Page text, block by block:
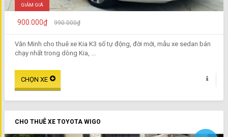
GIẢM GIÁ
900.000₫ 990.000₫
Văn Minh cho thuê xe Kia K3 số tự động, đời mới, mẫu xe sedan bán
chạy nhất trong dòng Kia, ...
CHO THUÊ XE TOYOTA WIGO